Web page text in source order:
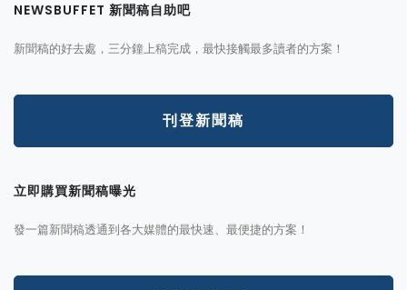
NEWSBUFFET 新聞稿自助吧
新聞稿的好去處，三分鐘上稿完成，最快接觸最多讀者的方案！
刊登新聞稿
立即購買新聞稿曝光
發一篇新聞稿透通到各大媒體的最快速、最便捷的方案！